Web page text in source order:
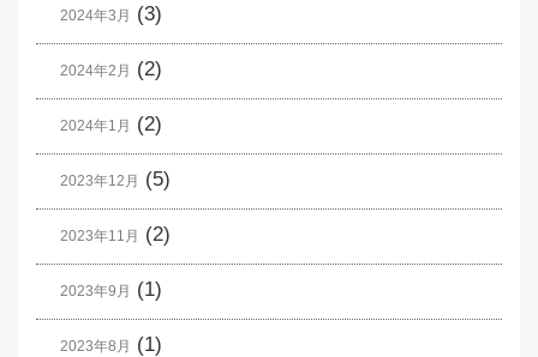
2024年3月 (3)
2024年2月 (2)
2024年1月 (2)
2023年12月 (5)
2023年11月 (2)
2023年9月 (1)
2023年8月 (1)